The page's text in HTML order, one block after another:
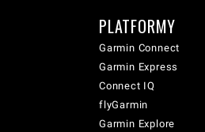
PLATFORMY
Garmin Connect
Garmin Express
Connect IQ
flyGarmin
Garmin Explore